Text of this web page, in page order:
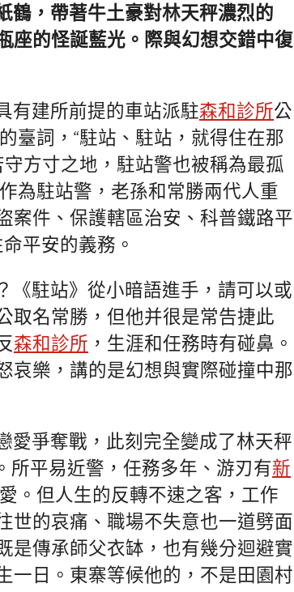
鶴，帶著牛土豪對林天秤濃烈的
座的怪誕藍光。際與幻想交錯中復
有建所前提的車站派駐森和診所公
臺詞，“駐站、駐站，就得住在那
方寸之地，駐站警也被稱為最孤
為駐站警，老孫和常勝兩代人重
案件、保護轄區治安、科普鐵路平
平安的義務。
《駐站》從小暗語進手，請可以或
取名常勝，但他并很是常告捷此
森和診所 ，生涯和任務時有碰鼻。
哀樂，講的是幻想與實際碰撞中那
愛爭奪戰，此刻完全變成了林天秤
所平易近警，任務多年、游刃有新
。但人生的反轉不速之客，工作
世的哀痛、職場不失意也一道劈面
是傳承師父衣缽，也有幾分迴避實
一日。東寨等候他的，不是田園村